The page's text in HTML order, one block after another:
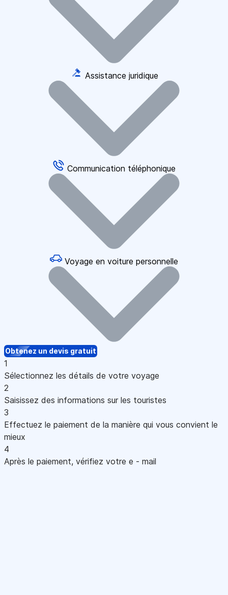
Assistance juridique
Communication téléphonique
Voyage en voiture personnelle
Obtenez un devis gratuit
1
Sélectionnez les détails de votre voyage
2
Saisissez des informations sur les touristes
3
Effectuez le paiement de la manière qui vous convient le
mieux
4
Après le paiement, vérifiez votre e - mail